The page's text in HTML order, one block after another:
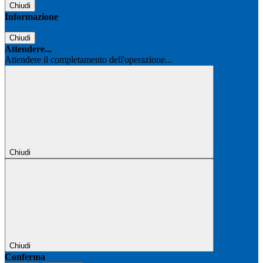
Chiudi
Informazione
Chiudi
Attendere...
Attendere il completamento dell'operazione...
Chiudi
Chiudi
Conferma